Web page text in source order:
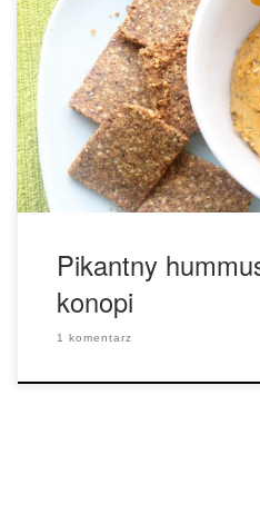
Składniki: (na około 4 szklanki
ciecierzycy z puszki 1/2
1/4 szklanki oleju z nasion
szklanki soku z cytryny 2 łyżki
proszku 1 łyżka czerwonego
cayenne 1/2 łyżki świeżo
Pikantny
konopi
1 komentarz